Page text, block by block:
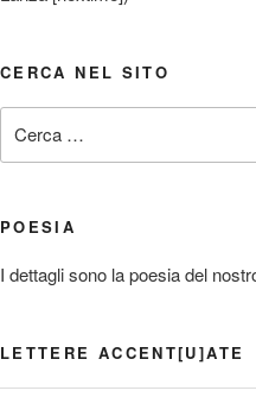
CERCA NEL SITO
POESIA
I dettagli sono la poesia del
LETTERE ACCENT[U]ATE